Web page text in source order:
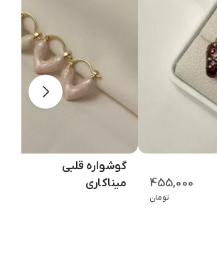
455,000
تومان
گوشواره قلبی
میناکاری